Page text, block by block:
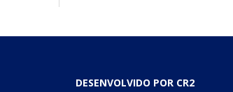
DESENVOLVIDO POR CR2